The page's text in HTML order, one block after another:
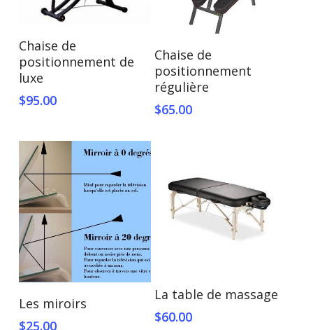
Ajouter Au Panier
Chaise de
positionnement de
luxe
$95.00
Ajouter Au Panier
Chaise de
positionnement
régulière
$65.00
Ajouter Au Panier
Les miroirs
$25.00
Ajouter Au Panier
La table de massage
$60.00